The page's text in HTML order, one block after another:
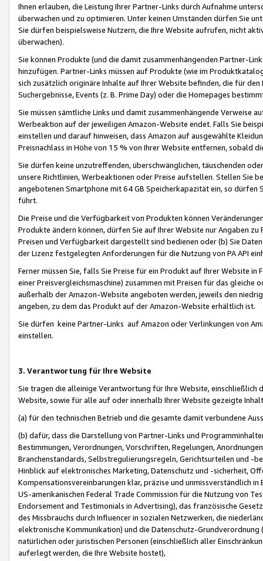
Ihnen erlauben, die Leistung Ihrer Partner-Links durch Aufnahme
überwachen und zu optimieren. Unter keinen Umständen dürfen Sie
Sie dürfen beispielsweise Nutzern, die Ihre Website aufrufen, nicht
überwachen).
Sie können Produkte (und die damit zusammenhängenden Partner-
hinzufügen. Partner-Links müssen auf Produkte (wie im
sich zusätzlich originäre Inhalte auf Ihrer Website befinden, die für
Suchergebnisse, Events (z. B. Prime Day) oder die Homepages
Sie müssen sämtliche Links und damit zusammenhängende
Werbeaktion auf der jeweiligen Amazon-Website endet. Falls Sie
einstellen und darauf hinweisen, dass Amazon auf ausgewählte
Preisnachlass in Höhe von 15 % von Ihrer Website entfernen, sobald
Sie dürfen keine unzutreffenden, überschwänglichen, täuschenden
unsere Richtlinien, Werbeaktionen oder Preise aufstellen. Stellen Sie
angebotenen Smartphone mit 64 GB Speicherkapazität ein, so dürfen
führt.
Die Preise und die Verfügbarkeit von Produkten können
Produkte ändern können, dürfen Sie auf Ihrer Website nur Angaben
Preisen und Verfügbarkeit dargestellt sind bedienen oder (b) Sie
der Lizenz festgelegten Anforderungen für die Nutzung von PA API
Ferner müssen Sie, falls Sie Preise für ein Produkt auf Ihrer Website
einer Preisvergleichsmaschine) zusammen mit Preisen für das
außerhalb der Amazon-Website angeboten werden, jeweils den
angeben, zu dem das Produkt auf der Amazon-Website erhältlich ist.
Sie dürfen keine Partner-Links auf Amazon oder Verlinkungen von
einstellen.
3. Verantwortung für Ihre Website
Sie tragen die alleinige Verantwortung für Ihre Website,
Website, sowie für alle auf oder innerhalb Ihrer Website gezeigte
(a) für den technischen Betrieb und die gesamte damit verbundene
(b) dafür, dass die Darstellung von Partner-Links und
Bestimmungen, Verordnungen, Vorschriften, Regelungen,
Branchenstandards, Selbstregulierungsregeln, Gerichtsurteilen und -
Hinblick auf elektronisches Marketing, Datenschutz und -sicherheit,
Kompensationsvereinbarungen klar, präzise und unmissverständlich
US-amerikanischen Federal Trade Commission für die Nutzung von
Endorsement and Testimonials in Advertising), das französische
des Missbrauchs durch Influencer in sozialen Netzwerken, die
elektronische Kommunikation) und die Datenschutz-
natürlichen oder juristischen Personen (einschließlich aller
auferlegt werden, die Ihre Website hostet),